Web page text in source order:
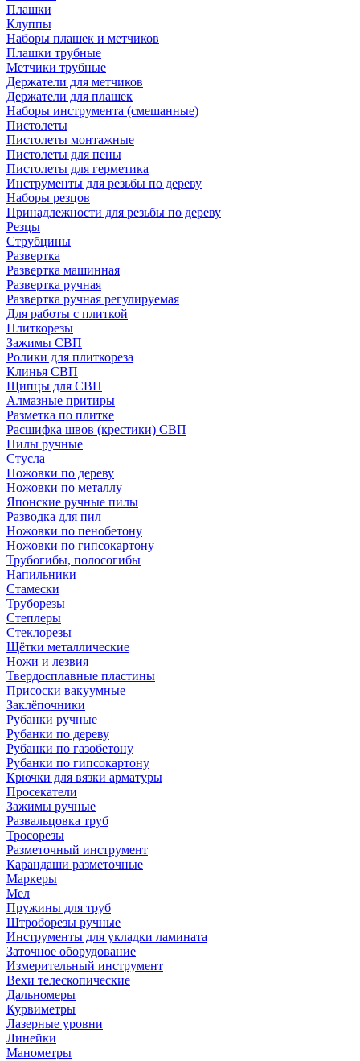
Плашки
Клуппы
Наборы плашек и метчиков
Плашки трубные
Метчики трубные
Держатели для метчиков
Держатели для плашек
Наборы инструмента (смешанные)
Пистолеты
Пистолеты монтажные
Пистолеты для пены
Пистолеты для герметика
Инструменты для резьбы по дереву
Наборы резцов
Принадлежности для резьбы по дереву
Резцы
Струбцины
Развертка
Развертка машинная
Развертка ручная
Развертка ручная регулируемая
Для работы с плиткой
Плиткорезы
Зажимы СВП
Ролики для плиткореза
Клинья СВП
Щипцы для СВП
Алмазные притиры
Разметка по плитке
Расшифка швов (крестики) СВП
Пилы ручные
Стусла
Ножовки по дереву
Ножовки по металлу
Японские ручные пилы
Разводка для пил
Ножовки по пенобетону
Ножовки по гипсокартону
Трубогибы, полосогибы
Напильники
Стамески
Труборезы
Степлеры
Стеклорезы
Щётки металлические
Ножи и лезвия
Твердосплавные пластины
Присоски вакуумные
Заклёпочники
Рубанки ручные
Рубанки по дереву
Рубанки по газобетону
Рубанки по гипсокартону
Крючки для вязки арматуры
Просекатели
Зажимы ручные
Развальцовка труб
Тросорезы
Разметочный инструмент
Карандаши разметочные
Маркеры
Мел
Пружины для труб
Штроборезы ручные
Инструменты для укладки ламината
Заточное оборудование
Измерительный инструмент
Вехи телескопические
Дальномеры
Курвиметры
Лазерные уровни
Линейки
Манометры